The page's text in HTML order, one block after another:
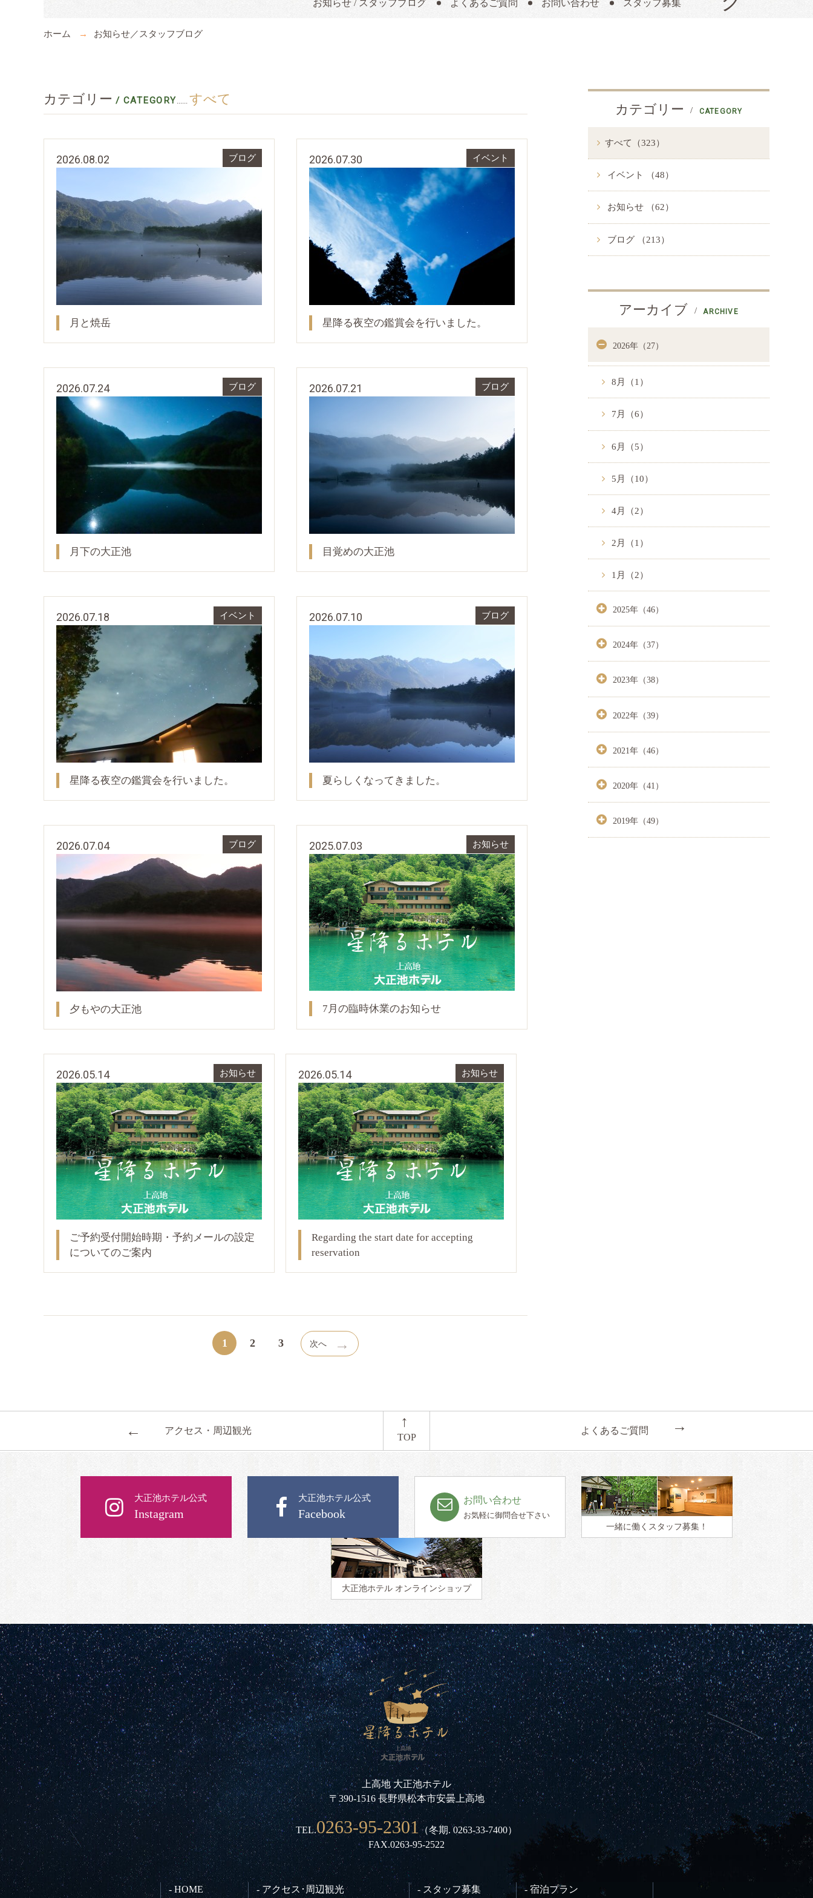
お知らせ / スタッフブログ よくあるご質問 お問い合わせ スタッフ募集
ホーム お知らせ／スタッフブログ
カテゴリー / CATEGORY...... すべて
2026.08.02 ブログ
月と焼岳
2026.07.30 イベント
星降る夜空の鑑賞会を行いました。
2026.07.24 ブログ
月下の大正池
2026.07.21 ブログ
目覚めの大正池
2026.07.18 イベント
星降る夜空の鑑賞会を行いました。
2026.07.10 ブログ
夏らしくなってきました。
2026.07.04 ブログ
夕もやの大正池
2025.07.03 お知らせ
7月の臨時休業のお知らせ
2026.05.14 お知らせ
ご予約受付開始時期・予約メールの設定
についてのご案内
2026.05.14 お知らせ
Regarding the start date for accepting
reservation
1 2 3 次へ →
カテゴリー CATEGORY
すべて（323）
イベント （48）
お知らせ （62）
ブログ （213）
アーカイブ ARCHIVE
2026年（27）
8月（1）
7月（6）
6月（5）
5月（10）
4月（2）
2月（1）
1月（2）
2025年（46）
2024年（37）
2023年（38）
2022年（39）
2021年（46）
2020年（41）
2019年（49）
← アクセス・周辺観光
←
TOP
よくあるご質問 ←
大正池ホテル公式
Instagram
大正池ホテル公式
Facebook
お問い合わせ
お気軽に御問合せ下さい
一緒に働く スタッフ募集！
大正池ホテル オンラインショップ
上高地 大正池ホテル
〒390-1516 長野県松本市安曇上高地
TEL.0263-95-2301（冬期.0263-33-7400）
FAX.0263-95-2522
- HOME - アクセス･周辺観光 - スタッフ募集 - 宿泊プラン